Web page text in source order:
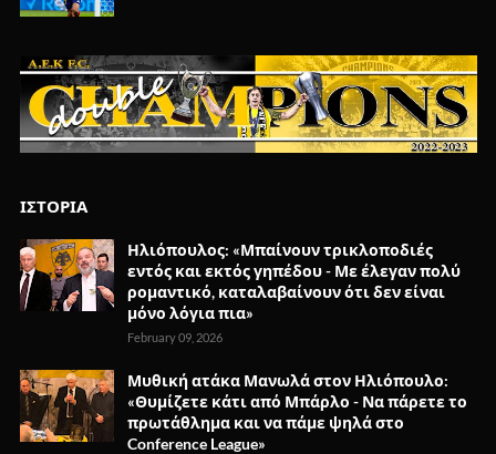
ΙΣΤΟΡΙΑ
Ηλιόπουλος: «Μπαίνουν τρικλοποδιές
εντός και εκτός γηπέδου - Με έλεγαν πολύ
ρομαντικό, καταλαβαίνουν ότι δεν είναι
μόνο λόγια πια»
February 09, 2026
Μυθική ατάκα Μανωλά στον Ηλιόπουλο:
«Θυμίζετε κάτι από Μπάρλο - Να πάρετε το
πρωτάθλημα και να πάμε ψηλά στο
Conference League»